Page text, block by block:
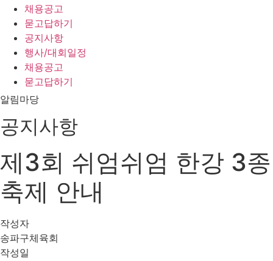
채용공고
묻고답하기
공지사항
행사/대회일정
채용공고
묻고답하기
알림마당
공지사항
제3회 쉬엄쉬엄 한강 3종
축제 안내
작성자
송파구체육회
작성일